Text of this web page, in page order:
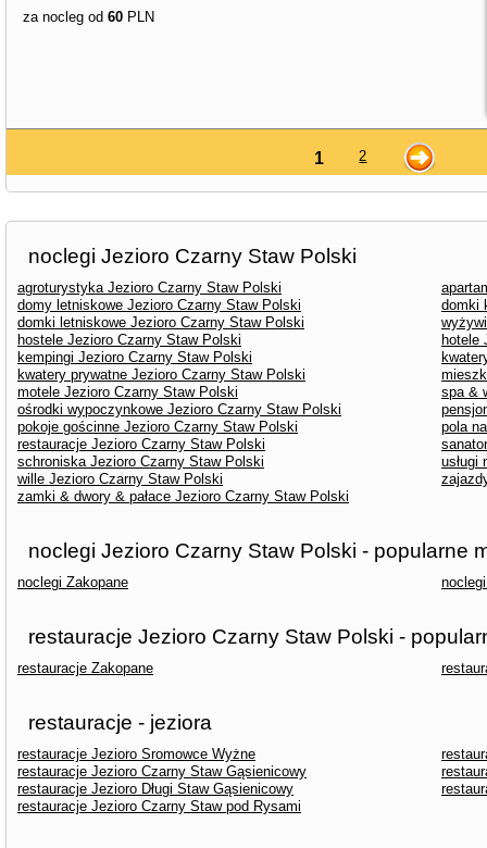
za nocleg od 60 PLN
1 2
noclegi Jezioro Czarny Staw Polski
agroturystyka Jezioro Czarny Staw Polski
domy letniskowe Jezioro Czarny Staw Polski
domki
domki letniskowe Jezioro Czarny Staw Polski
hostele Jezioro Czarny Staw Polski
hotele
kempingi Jezioro Czarny Staw Polski
kwatery prywatne Jezioro Czarny Staw Polski
motele Jezioro Czarny Staw Polski
spa &
ośrodki wypoczynkowe Jezioro Czarny Staw Polski
pokoje gościnne Jezioro Czarny Staw Polski
pola
restauracje Jezioro Czarny Staw Polski
schroniska Jezioro Czarny Staw Polski
usługi
wille Jezioro Czarny Staw Polski
zamki & dwory & pałace Jezioro Czarny Staw Polski
noclegi Jezioro Czarny Staw Polski - popularne
noclegi Zakopane
restauracje Jezioro Czarny Staw Polski -
restauracje Zakopane
restauracje - jeziora
restauracje Jezioro Sromowce Wyżne
restauracje Jezioro Czarny Staw Gąsienicowy
restauracje Jezioro Długi Staw Gąsienicowy
restauracje Jezioro Czarny Staw pod Rysami